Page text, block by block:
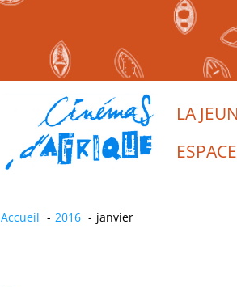
LA
Accueil 2016 janvier